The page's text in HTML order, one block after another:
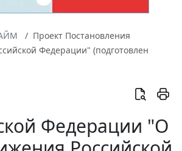
Проект Постановления
Федерации" (подготовлен
Федерации "О